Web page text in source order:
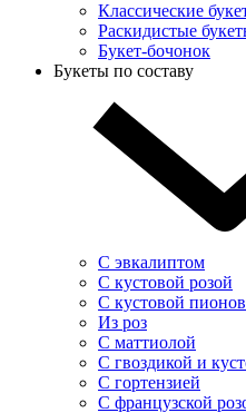
Классические
Раскидистые
Букет-бочонок
Букеты по составу
С эвкалиптом
С кустовой розой
С кустовой
Из роз
С маттиолой
С гвоздикой и
С гортензией
С французской